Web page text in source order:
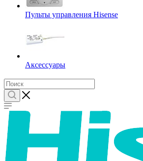
Пульты управления Hisense
Аксессуары